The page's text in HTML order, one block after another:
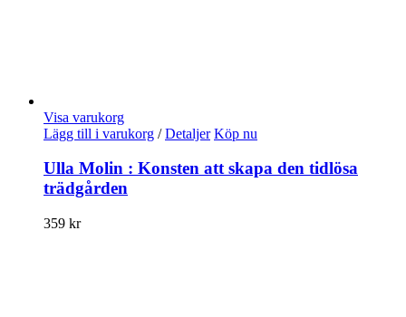
Visa varukorg
Lägg till i varukorg / Detaljer Köp nu
Ulla Molin : Konsten att skapa den tidlösa
trädgården
359 kr